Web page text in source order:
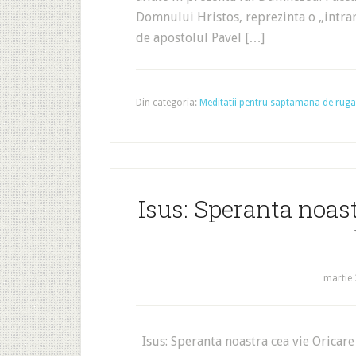
Domnului Hristos, reprezinta o
de apostolul Pavel […]
Din categoria: Meditatii pentru saptamana de
Isus: Speranta
martie
Isus: Speranta noastra cea vie